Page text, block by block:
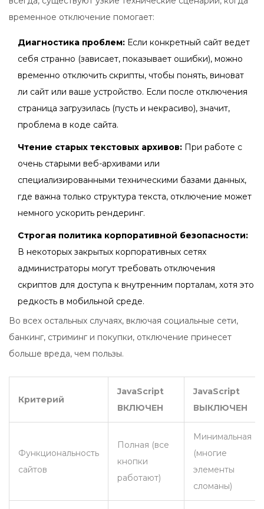
временное отключение помогает:
Диагностика проблем: Если конкретный сайт ведет
себя странно (зависает, показывает ошибки), можно
временно отключить скрипты, чтобы понять, виноват
ли сайт или ваше устройство. Если после отключения
страница загрузилась (пусть и некрасиво), значит,
проблема в коде сайта.
Чтение старых текстовых архивов: При работе с
очень старыми веб-архивами или
специализированными техническими базами данных,
где важна только структура текста, отключение может
немного ускорить рендеринг.
Строгая политика корпоративной безопасности:
В некоторых закрытых корпоративных сетях
администраторы могут требовать отключения
скриптов для доступа к внутренним порталам, хотя это
редкость в мобильной среде.
Во всех остальных случаях, включая социальные сети,
банкинг, стриминг и покупки, отключение принесет
больше вреда, чем пользы.
Критерий
JavaScript
ВКЛЮЧЕН
JavaScript
ВЫКЛЮЧЕН
Функциональность
сайтов
Полная (все
кнопки
работают)
Минимальная
(многие
элементы
сломаны)